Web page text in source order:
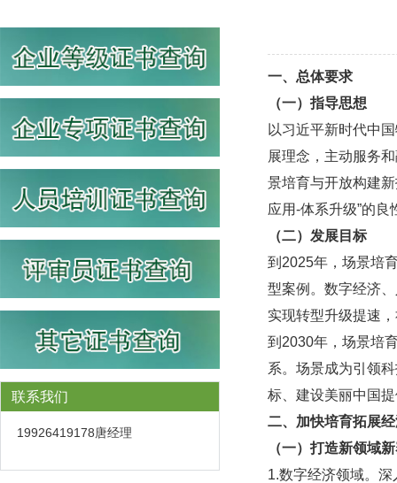
联系我们
19926419178唐经理
一、总体要求
（一）指导思想
以习近平新时代中
展理念，主动服务
景培育与开放构建新
应用-体系升级”的
（二）发展目标
到2025年，场景培
型案例。数字经济
实现转型升级提速
到2030年，场景培
系。场景成为引领
标、建设美丽中国
二、加快培育拓展
（一）打造新领域
1.数字经济领域。